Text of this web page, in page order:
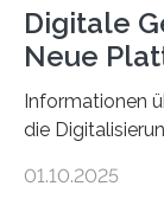
Digitale
Neue
Informationen
die
seriösen und
01.10.2025